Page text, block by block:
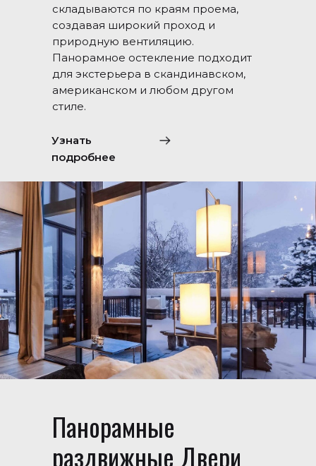
складываются по краям проема,
создавая широкий проход и
природную вентиляцию.
Панорамное остекление подходит
для экстерьера в скандинавском,
американском и любом другом
стиле.
Узнать
подробнее
Панорамные
раздвижные Двери